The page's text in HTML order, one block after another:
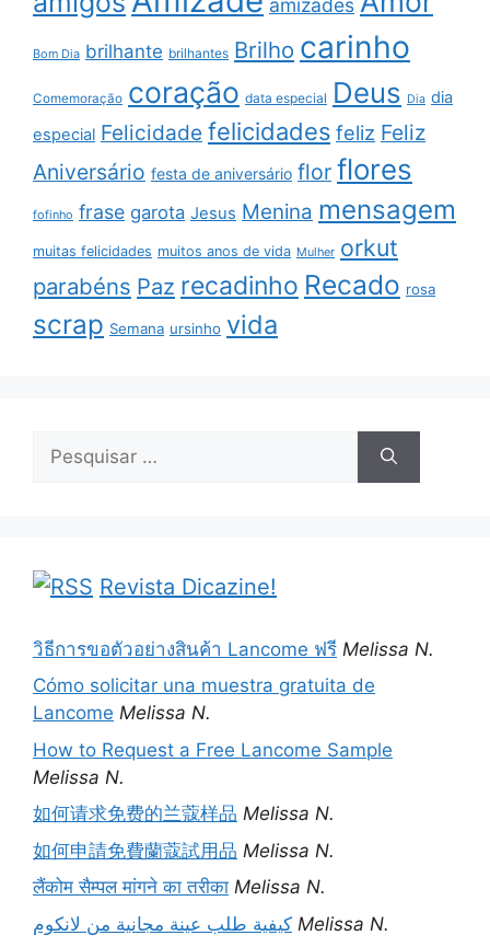
amizades
Bom Dia brilhante brilhantes Brilho carinho
Comemoração coração data especial Deus Dia dia
especial Felicidade felicidades feliz Feliz
Aniversário festa de aniversário flor flores
fofinho frase garota Jesus Menina mensagem
muitas felicidades muitos anos de vida Mulher orkut
parabéns Paz recadinho Recado rosa
scrap Semana ursinho vida
por:
Revista Dicazine!
วิธีการขอตัวอย่างสินค้า Lancome ฟรี Melissa N.
Cómo solicitar una muestra gratuita de
Lancome Melissa N.
How to Request a Free Lancome Sample
Melissa N.
如何请求免费的兰蔻样品 Melissa N.
如何申請免費蘭蔻試用品 Melissa N.
लैंकोम सैम्पल मांगने का तरीका Melissa N.
كيفية طلب عينة مجانية من لانكوم Melissa N.